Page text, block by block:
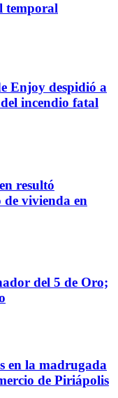
temporal
Enjoy despidió a
incendio fatal
resultó
vivienda en
del 5 de Oro;
en la madrugada
de Piriápolis